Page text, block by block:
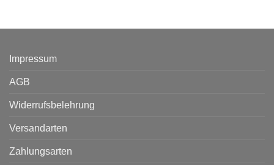
Impressum
AGB
Widerrufsbelehrung
Versandarten
Zahlungsarten